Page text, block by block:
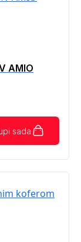
AMIO
sada